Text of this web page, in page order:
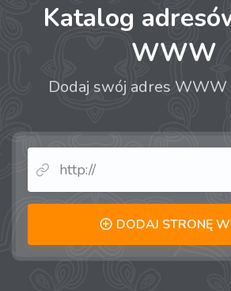
Katalog
WWW
Dodaj swój adres WWW
DODAJ STRONĘ